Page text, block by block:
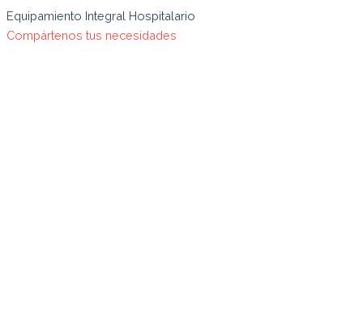
Ir
al
Equipamiento Integral Hospitalario
Compártenos tus necesidades
Búsqueda
de
Search